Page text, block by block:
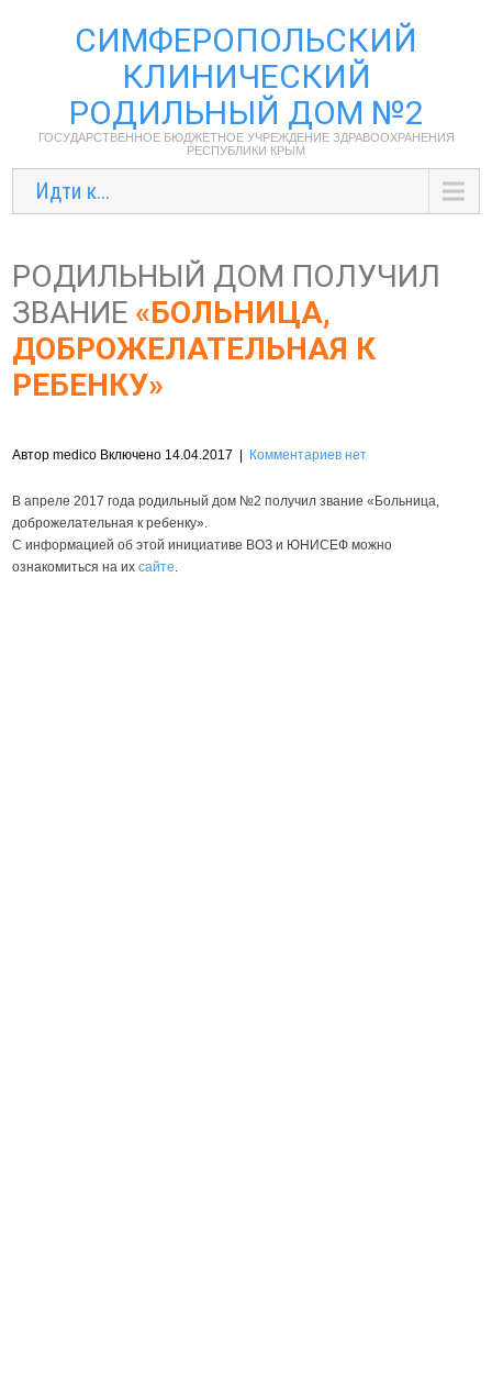
СИМФЕРОПОЛЬСКИЙ
КЛИНИЧЕСКИЙ
РОДИЛЬНЫЙ ДОМ №2
ГОСУДАРСТВЕННОЕ БЮДЖЕТНОЕ УЧРЕЖДЕНИЕ ЗДРАВООХРАНЕНИЯ
РЕСПУБЛИКИ КРЫМ
Идти к...
РОДИЛЬНЫЙ ДОМ ПОЛУЧИЛ
ЗВАНИЕ «БОЛЬНИЦА,
ДОБРОЖЕЛАТЕЛЬНАЯ К
РЕБЕНКУ»
Автор medico Включено 14.04.2017 Комментариев нет
В апреле 2017 года родильный дом №2 получил звание «Больница,
доброжелательная к ребенку».
C информацией об этой инициативе ВОЗ и ЮНИСЕФ можно
ознакомиться на ихсайте.